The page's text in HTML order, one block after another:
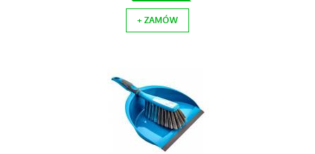
+ ZAMÓW